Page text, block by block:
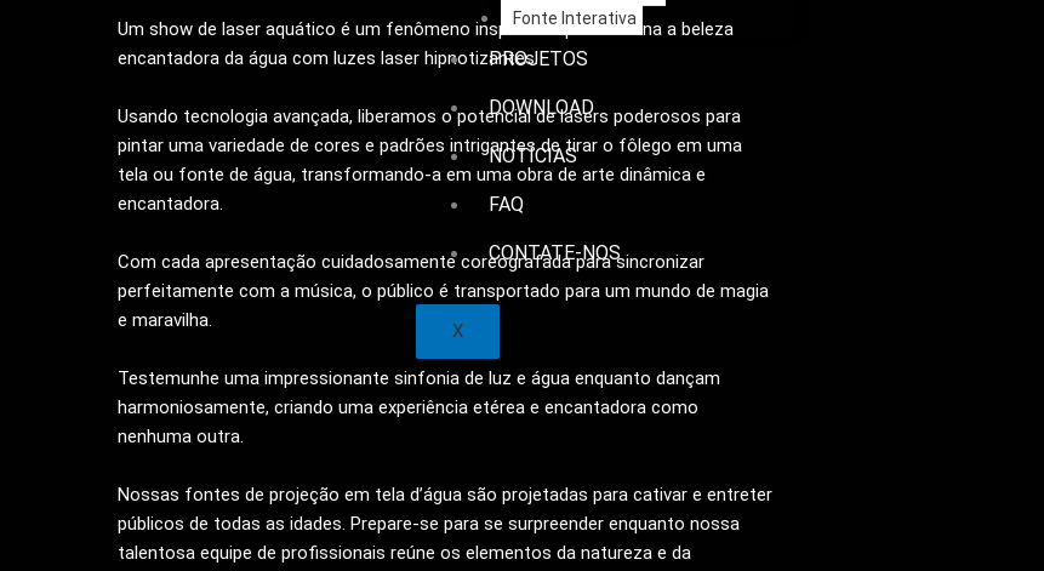
Fonte Interativa
PROJETOS
DOWNLOAD
NOTÍCIAS
FAQ
CONTATE-NOS
X
Um show de laser aquático é um fenômeno inspirador que combina a beleza
encantadora da água com luzes laser hipnotizantes.
Usando tecnologia avançada, liberamos o potencial de lasers poderosos para
pintar uma variedade de cores e padrões intrigantes de tirar o fôlego em uma
tela ou fonte de água, transformando-a em uma obra de arte dinâmica e
encantadora.
Com cada apresentação cuidadosamente coreografada para sincronizar
perfeitamente com a música, o público é transportado para um mundo de magia
e maravilha.
Testemunhe uma impressionante sinfonia de luz e água enquanto dançam
harmoniosamente, criando uma experiência etérea e encantadora como
nenhuma outra.
Nossas fontes de projeção em tela d’água são projetadas para cativar e entreter
públicos de todas as idades. Prepare-se para se surpreender enquanto nossa
talentosa equipe de profissionais reúne os elementos da natureza e da